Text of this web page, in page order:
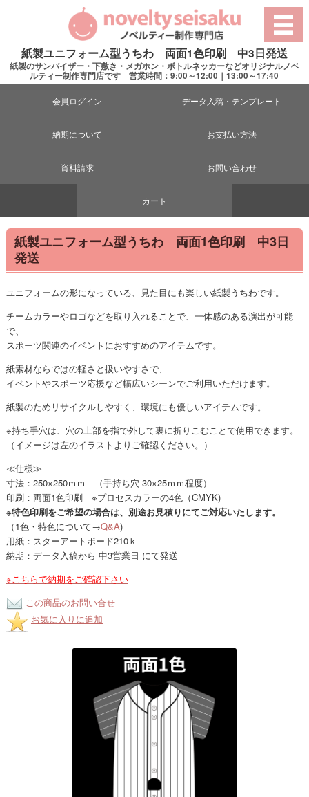
紙製ユニフォーム型うちわ 両面1色印刷 中3日発送
紙製のサンバイザー・下敷き・メガホン・ボトルネッカーなどオリジナルノベ
ルティー制作専門店です 営業時間：9:00～12:00｜13:00～17:40
会員ログイン データ入稿・テンプレート
納期について お支払い方法
資料請求 お問い合わせ
カート
紙製ユニフォーム型うちわ 両面1色印刷 中3日
発送
ユニフォームの形になっている、見た目にも楽しい紙製うちわです。
チームカラーやロゴなどを取り入れることで、一体感のある演出が可能
で、
スポーツ関連のイベントにおすすめのアイテムです。
紙素材ならではの軽さと扱いやすさで、
イベントやスポーツ応援など幅広いシーンでご利用いただけます。
紙製のためリサイクルしやすく、環境にも優しいアイテムです。
※持ち手穴は、穴の上部を指で外して裏に折りこむことで使用できます。
（イメージは左のイラストよりご確認ください。）
≪仕様≫
寸法：250×250ｍｍ （手持ち穴 30×25ｍｍ程度）
印刷：両面1色印刷 ※プロセスカラーの4色（CMYK)
※特色印刷をご希望の場合は、別途お見積りにてご対応いたします。
（1色・特色について→Q&A)
用紙：スターアートボード210ｋ
納期：データ入稿から 中3営業日 にて発送
※こちらで納期をご確認下さい
この商品のお問い合せ
お気に入りに追加